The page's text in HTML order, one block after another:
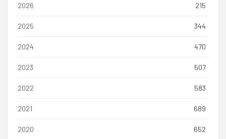
2026 215
2025 344
2024 470
2023 507
2022 583
2021 689
2020 652